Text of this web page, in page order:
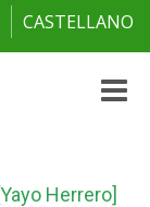
CASTELLANO
Toggle
Herrero]